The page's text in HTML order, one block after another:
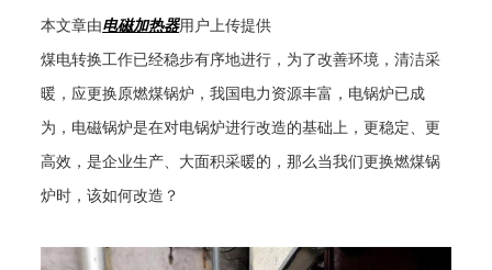
本文章由电磁加热器用户上传提供
煤电转换工作已经稳步有序地进行，为了改善环境，清洁采
暖，应更换原燃煤锅炉，我国电力资源丰富，电锅炉已成
为，电磁锅炉是在对电锅炉进行改造的基础上，更稳定、更
高效，是企业生产、大面积采暖的，那么当我们更换燃煤锅
炉时，该如何改造？